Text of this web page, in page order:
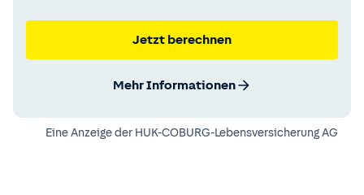
Jetzt berechnen
Mehr Informationen
Eine Anzeige der HUK-COBURG-Lebensversicherung AG